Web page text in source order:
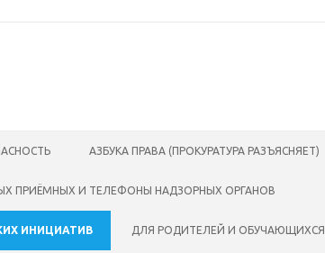
АЗБУКА ПРАВА (ПРОКУРАТУРА РАЗЪЯСНЯЕТ)
ПРИЁМНЫХ И ТЕЛЕФОНЫ НАДЗОРНЫХ ОРГАНОВ
ИНИЦИАТИВ ДЛЯ РОДИТЕЛЕЙ И ОБУЧАЮЩИХСЯ